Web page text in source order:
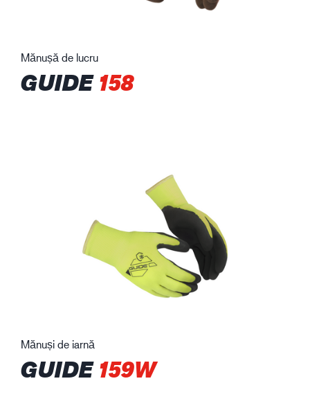
Mănușă de lucru
GUIDE158
Mănuși de iarnă
GUIDE159W